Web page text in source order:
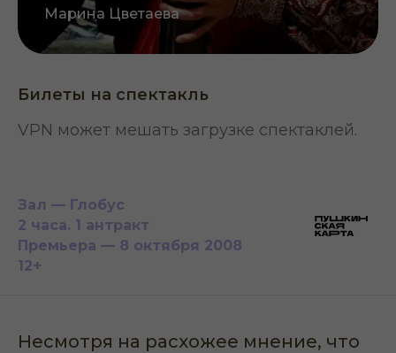
Марина Цветаева
Билеты на спектакль
VPN может мешать загрузке спектаклей.
Зал — Глобус
2 часа. 1 антракт
Премьера — 8 октября 2008
12+
Несмотря на расхожее мнение, что